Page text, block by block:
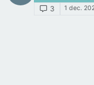
3 1 dec.